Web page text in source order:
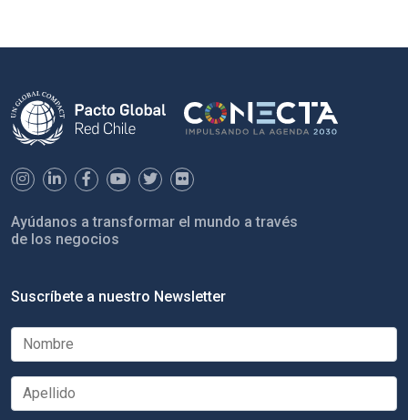
Ayúdanos a transformar el mundo a través
de los negocios
Suscríbete a nuestro Newsletter